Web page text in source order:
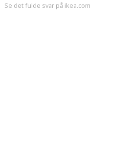
Se det fulde svar på ikea.com